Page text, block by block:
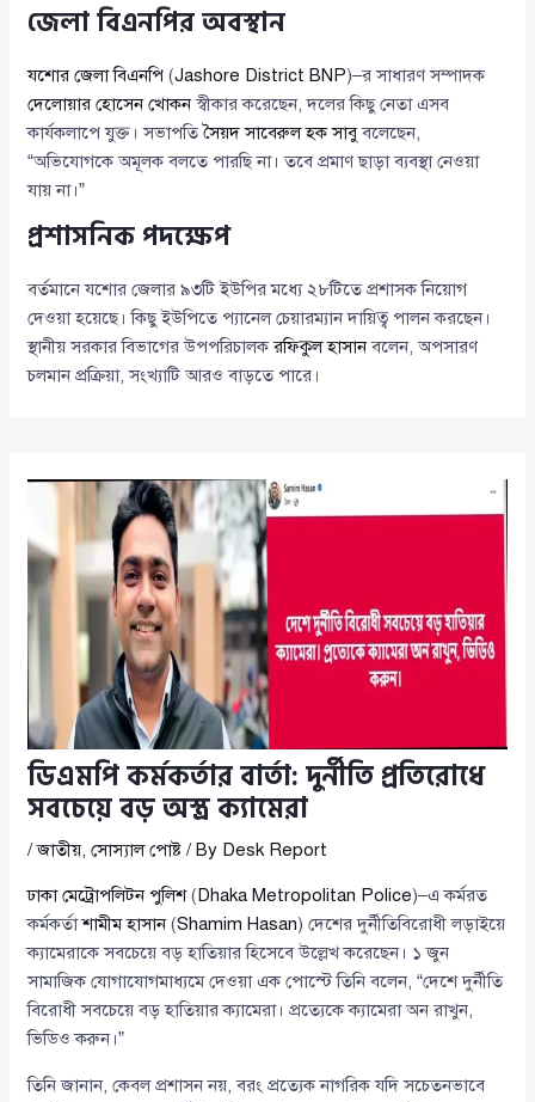
জেলা বিএনপির অবস্থান
যশোর জেলা বিএনপি (Jashore District BNP)–র সাধারণ সম্পাদক
দেলোয়ার হোসেন খোকনস্বীকার করেছেন, দলের কিছু নেতা এসব
কার্যকলাপে যুক্ত। সভাপতিসৈয়দ সাবেরুল হক সাবুবলেছেন,
“অভিযোগকে অমূলক বলতে পারছি না। তবে প্রমাণ ছাড়া ব্যবস্থা নেওয়া
যায় না।”
প্রশাসনিক পদক্ষেপ
বর্তমানে যশোর জেলার ৯৩টি ইউপির মধ্যে ২৮টিতে প্রশাসক নিয়োগ
দেওয়া হয়েছে। কিছু ইউপিতে প্যানেল চেয়ারম্যান দায়িত্ব পালন করছেন।
স্থানীয় সরকার বিভাগের উপপরিচালকরফিকুল হাসানবলেন, অপসারণ
চলমান প্রক্রিয়া, সংখ্যাটি আরও বাড়তে পারে।
ডিএমপি কর্মকর্তার বার্তা: দুর্নীতি প্রতিরোধে
সবচেয়ে বড় অস্ত্র ক্যামেরা
/জাতীয়,সোস্যাল পোষ্ট / By Desk Report
ঢাকা মেট্রোপলিটন পুলিশ( Dhaka Metropolitan Police)–এ কর্মরত
কর্মকর্তাশামীম হাসান(Shamim Hasan) দেশের দুর্নীতিবিরোধী লড়াইয়ে
ক্যামেরাকে সবচেয়ে বড় হাতিয়ার হিসেবে উল্লেখ করেছেন। ১ জুন
সামাজিক যোগাযোগমাধ্যমে দেওয়া এক পোস্টে তিনি বলেন, “দেশে দুর্নীতি
বিরোধী সবচেয়ে বড় হাতিয়ার ক্যামেরা। প্রত্যেকে ক্যামেরা অন রাখুন,
ভিডিও করুন।”
তিনি জানান, কেবল প্রশাসন নয়, বরং প্রত্যেক নাগরিক যদি সচেতনভাবে